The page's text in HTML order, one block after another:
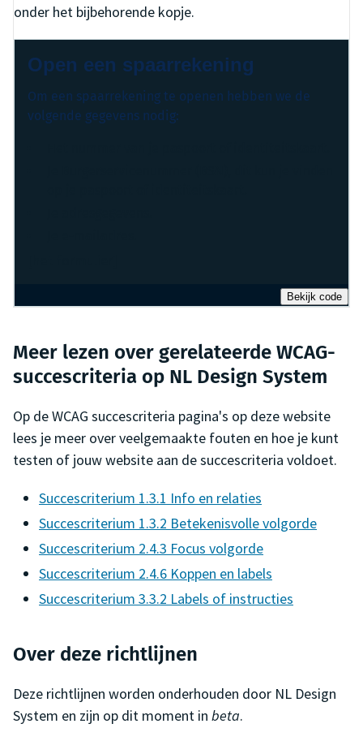
onder het bijbehorende kopje.
Open een spaarrekening
Om een spaarrekening te openen hebben we de
volgende gegevens nodig:
Bekijk code
Meer lezen over gerelateerde WCAG-
succescriteria op NL Design System
Op de WCAG succescriteria pagina's op deze website
lees je meer over veelgemaakte fouten en hoe je kunt
testen of jouw website aan de succescriteria voldoet.
Succescriterium 1.3.1 Info en relaties
Succescriterium 1.3.2 Betekenisvolle volgorde
Succescriterium 2.4.3 Focus volgorde
Succescriterium 2.4.6 Koppen en labels
Succescriterium 3.3.2 Labels of instructies
Over deze richtlijnen
Deze richtlijnen worden onderhouden door NL Design
System en zijn op dit moment in beta.